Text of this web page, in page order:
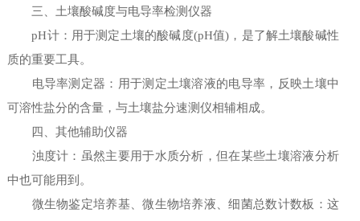
三、土壤酸碱度与电导率检测仪器
pH计：用于测定土壤的酸碱度(pH值)，是了解土壤酸碱性
质的重要工具。
电导率测定器：用于测定土壤溶液的电导率，反映土壤中
可溶性盐分的含量，与土壤盐分速测仪相辅相成。
四、其他辅助仪器
浊度计：虽然主要用于水质分析，但在某些土壤溶液分析
中也可能用到。
微生物鉴定培养基、微生物培养液、细菌总数计数板：这